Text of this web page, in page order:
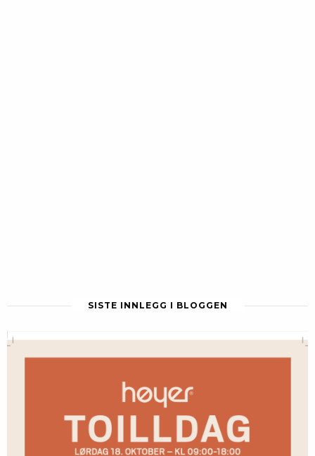
SISTE INNLEGG I BLOGGEN